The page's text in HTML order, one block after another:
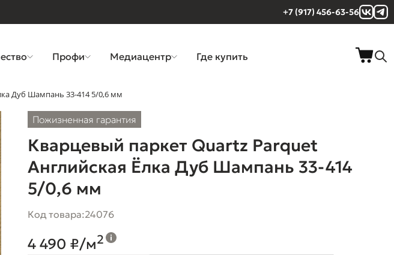
+7 (917) 456-63-56
Профи Медиацентр Где купить
Дуб Шампань 33-414 5/0,6 мм
Пожизненная гарантия
Кварцевый паркет Quartz Parquet
Английская Ёлка Дуб Шампань 33-414
5/0,6 мм
Код товара:24076
4 490 ₽/м2